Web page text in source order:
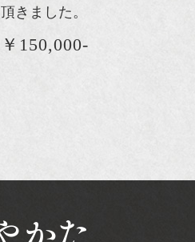
頂きました。
￥150,000-